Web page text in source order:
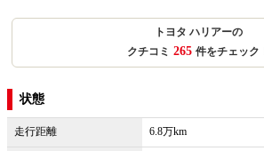
トヨタ ハリアーの
クチコミ 265 件をチェック
状態
走行距離 6.8万km